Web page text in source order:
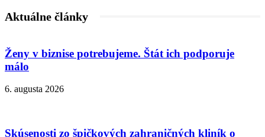
Aktuálne články
Ženy v biznise potrebujeme. Štát ich podporuje
málo
6. augusta 2026
Skúsenosti zo špičkových zahraničných kliník o